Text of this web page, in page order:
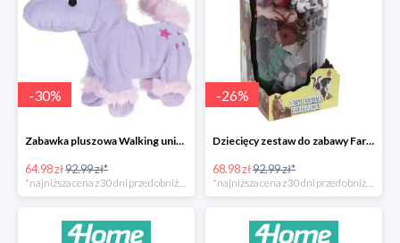
-30%
Zabawka pluszowa Walking unicorn -30%
64.98 zł92.99 zł*
*najniższa cena z 30 dni przed obniżką
-26%
Dziecięcy zestaw do zabawy Farm animals Collection -26%
68.98 zł92.99 zł*
*najniższa cena z 30 dni przed obniżką